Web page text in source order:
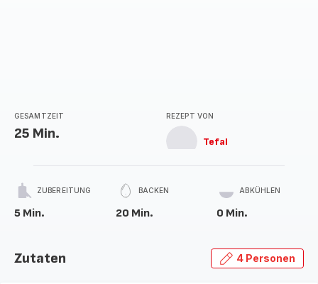
GESAMTZEIT
25 Min.
REZEPT VON
Tefal
ZUBEREITUNG
5 Min.
BACKEN
20 Min.
ABKÜHLEN
0 Min.
Zutaten 4 Personen